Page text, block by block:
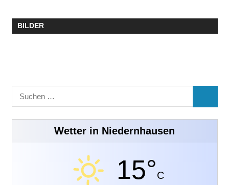
BILDER
Suchen
nach:
Wetter in Niedernhausen
15°C